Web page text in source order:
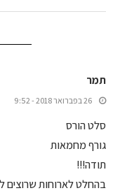
תמר
26 בפברואר 2018 - 9:52
סלט הורס
גורף מחמאות
תודה!!!
בהחלט לארוחות שרוצים